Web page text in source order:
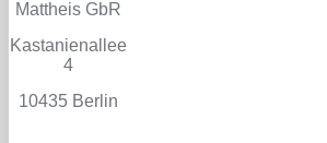
Mattheis GbR
Kastanienallee
4
10435 Berlin